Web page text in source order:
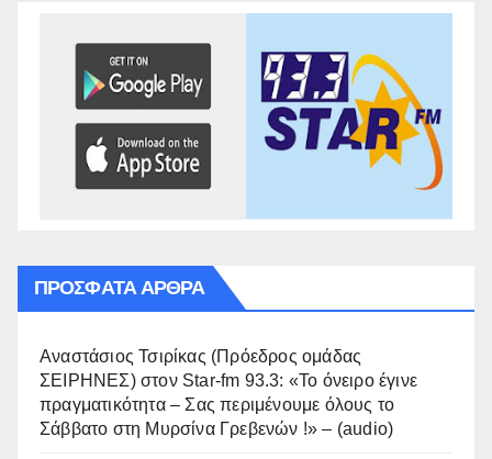
ΠΡΌΣΦΑΤΑ ΆΡΘΡΑ
Αναστάσιος Τσιρίκας (Πρόεδρος ομάδας
ΣΕΙΡΗΝΕΣ) στον Star-fm 93.3: «Το όνειρο έγινε
πραγματικότητα – Σας περιμένουμε όλους το
Σάββατο στη Μυρσίνα Γρεβενών !» – (audio)